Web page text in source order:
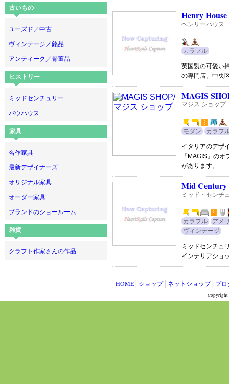
古いもの
ユーズド／中古
ヴィンテージ／銘品
アンティーク／骨董品
ヒストリー
ミッドセンチュリー
バウハウス
家具
名作家具
最新デザイナーズ
オリジナル家具
オーダー家具
ブランドのショールーム
雑貨
クラフト作家さんの作品
Henry House
ヘンリーハウス
カラフル
英国製の可愛い
の専門店。中央
MAGIS
マジス ショップ
モダン カラフ
イタリアのデザ
『MAGIS』の
があります。
Mid
ミッド・センチ
カラフル
アメ
ヴィンテージ
ミッドセンチュ
インテリアショ
HOME ショップ│ ネットショップ│ プ
Copyright